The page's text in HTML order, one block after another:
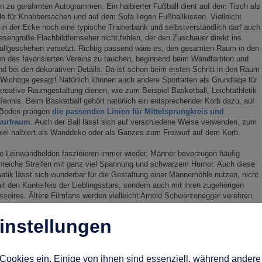
zu gerahmten Autogrammen. Ein halbierter Fußball dient auf dem Tisch als
für Knabbersachen und auf dem Sofa liegen Fußballkissen. Vielleicht
der Ecke noch eine typische Trainerbank und selbstverständlich darf auch
Flachbildfernseher nicht fehlen, der den Zuschauer direkt ins
versetzt. Richtig passend wäre es, den gesamten Raum in den
des favorisierten Vereins zu tauchen, beginnend beim Wandfarbton und
bei den dekorativen Details. Da ist schon beim ersten Schritt in den Raum
gesagt! Natürlich können auch andere Sportarten als Grundlage für
Raumgestaltung dienen, wie zum Beispiel Basketball, Leichtathletik
Beim Basketball gehört natürlich ein entsprechender Korb dazu, auf
prangen die passenden Linien für Mittelsprungkreis und
. Auch der Ball lässt sich auf verschiedene Weise verwenden, zum
halbiert als Wanddeko oder als Ganzes zum Freiwurf auf dem Korb.
Leinwandhelden faszinieren immer wieder, Männer bevorzugen häufig
Streifen mit ganz viel Spannung und schwarzem Humor. Auch diese
lässt sich wunderbar für die Gestaltung einer Männerhöhle nutzen, nicht
den Konterfeis der Lieblingsstars, sondern auch mit ihren zugehörigen
Ältere Filmfans werden vielleicht Arnold Schwarzenegger verehren
und ganz ohne Frage hängen noch ein paar nostalgische Kinoplakate
Altersklassen, der smarte Agent lässt sich liebend gern im Casino
lässt er sich auch in einigen Teilen am Blackjacktisch nieder, weshalb
ein. Einige von ihnen sind essenziell, während